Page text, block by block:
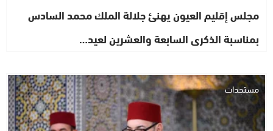
مجلس إقليم العيون يهنئ جلالة الملك محمد السادس
بمناسبة الذكرى السابعة والعشرين لعيد…
مستجدات